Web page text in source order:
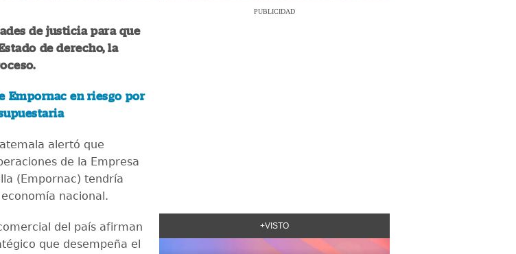
de justicia para que
de derecho, la
Empornac en riesgo por
alertó que
de la Empresa
(Empornac) tendría
nacional.
del país afirman
que desempeña el
PUBLICIDAD
+VISTO